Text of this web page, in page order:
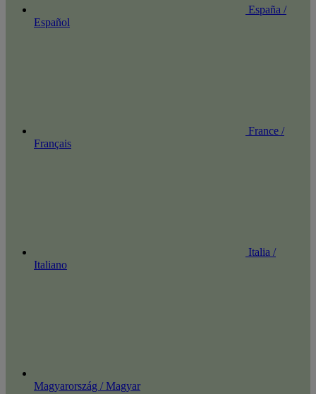
España /
Español
France /
Français
Italia /
Italiano
Magyarország / Magyar